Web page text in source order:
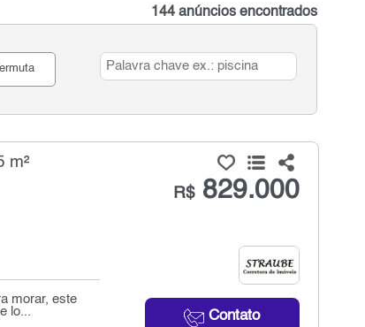
144 anúncios encontrados
m²
R$829.000
Contato
morar, este
lo...